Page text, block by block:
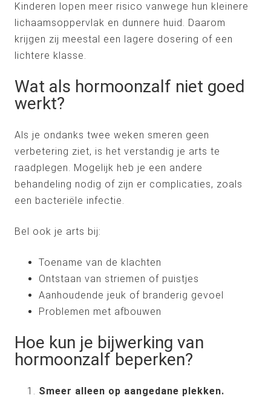
Kinderen lopen meer risico vanwege hun kleinere
lichaamsoppervlak en dunnere huid. Daarom
krijgen zij meestal een lagere dosering of een
lichtere klasse.
Wat als hormoonzalf niet goed
werkt?
Als je ondanks twee weken smeren geen
verbetering ziet, is het verstandig je arts te
raadplegen. Mogelijk heb je een andere
behandeling nodig of zijn er complicaties, zoals
een bacteriële infectie.
Bel ook je arts bij:
Toename van de klachten
Ontstaan van striemen of puistjes
Aanhoudende jeuk of branderig gevoel
Problemen met afbouwen
Hoe kun je bijwerking van
hormoonzalf beperken?
Smeer alleen op aangedane plekken.